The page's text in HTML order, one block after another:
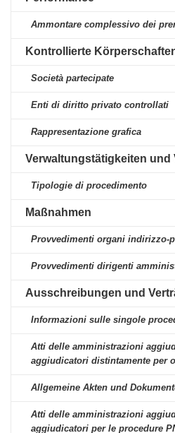
Ammontare complessivo dei
Kontrollierte
Società partecipate
Enti di diritto privato controllati
Rappresentazione grafica
Verwaltungstätigkeiten und
Tipologie di procedimento
Maßnahmen
Provvedimenti organi indirizzo-
Provvedimenti dirigenti
Ausschreibungen und
Informazioni sulle singole
Atti delle amministrazioni
aggiudicatori distintamente per
Allgemeine Akten und
Atti delle amministrazioni
aggiudicatori per le procedure